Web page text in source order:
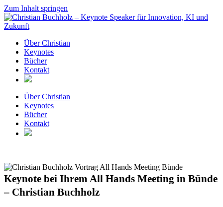
Zum Inhalt springen
Über Christian
Keynotes
Bücher
Kontakt
Über Christian
Keynotes
Bücher
Kontakt
Keynote bei Ihrem All Hands Meeting in Bünde
– Christian Buchholz